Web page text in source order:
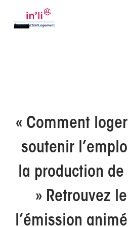
« Comment
soutenir
la production
» Retrouvez
l’émission